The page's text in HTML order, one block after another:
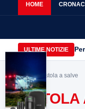
HOME
ULTIME NOTIZIE
Home> pistola a salve
PISTOLA